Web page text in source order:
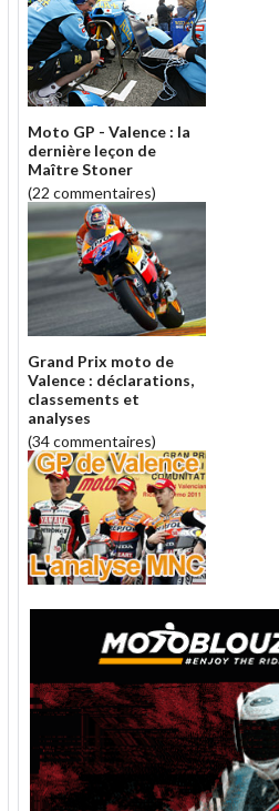
Moto GP - Valence : la
dernière leçon de
Maître Stoner
(22 commentaires)
Grand Prix moto de
Valence : déclarations,
classements et
analyses
(34 commentaires)